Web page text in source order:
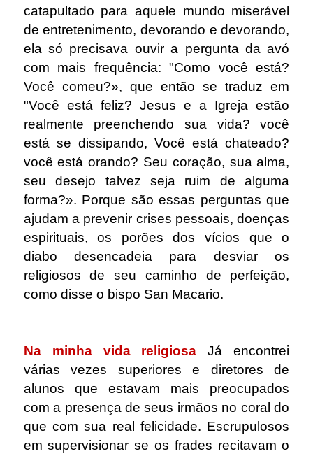
catapultado para aquele mundo miserável
de entretenimento, devorando e devorando,
ela só precisava ouvir a pergunta da avó
com mais frequência: "Como você está?
Você comeu?», que então se traduz em
"Você está feliz? Jesus e a Igreja estão
realmente preenchendo sua vida? você
está se dissipando, Você está chateado?
você está orando? Seu coração, sua alma,
seu desejo talvez seja ruim de alguma
forma?». Porque são essas perguntas que
ajudam a prevenir crises pessoais, doenças
espirituais, os porões dos vícios que o
diabo desencadeia para desviar os
religiosos de seu caminho de perfeição,
como disse o bispo San Macario.
Na minha vida religiosa Já encontrei
várias vezes superiores e diretores de
alunos que estavam mais preocupados
com a presença de seus irmãos no coral do
que com sua real felicidade. Escrupulosos
em supervisionar se os frades recitavam o